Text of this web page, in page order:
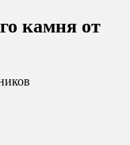
камня от